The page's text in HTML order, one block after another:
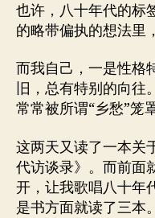
也许，八十年代的标
的略带偏执的想法里
而我自己，一是性格
旧，总有特别的向往
常常被所谓“乡愁”笼罩
这两天又读了一本
代访谈录》。而前面
开，让我歌唱八十年
是书方面就读了三本。